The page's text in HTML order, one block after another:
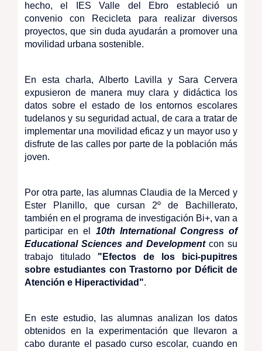
hecho, el IES Valle del Ebro estableció un
convenio con Recicleta para realizar diversos
proyectos, que sin duda ayudarán a promover una
movilidad urbana sostenible.
En esta charla, Alberto Lavilla y Sara Cervera
expusieron de manera muy clara y didáctica los
datos sobre el estado de los entornos escolares
tudelanos y su seguridad actual, de cara a tratar de
implementar una movilidad eficaz y un mayor uso y
disfrute de las calles por parte de la población más
joven.
Por otra parte, las alumnas Claudia de la Merced y
Ester Planillo, que cursan 2º de Bachillerato,
también en el programa de investigación Bi+, van a
participar en el 10th International Congress of
Educational Sciences and Development con su
trabajo titulado "Efectos de los bici-pupitres
sobre estudiantes con Trastorno por Déficit de
Atención e Hiperactividad".
En este estudio, las alumnas analizan los datos
obtenidos en la experimentación que llevaron a
cabo durante el pasado curso escolar, cuando en